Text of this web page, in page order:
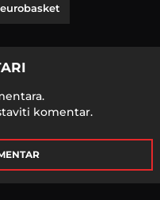
eurobasket
komentar.